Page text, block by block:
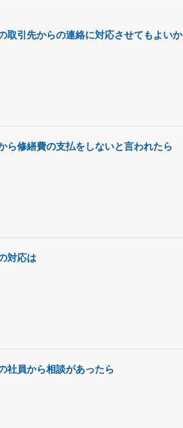
取引先からの連絡に対応させてもよいか
ら修繕費の支払をしないと言われたら
対応は
社員から相談があったら